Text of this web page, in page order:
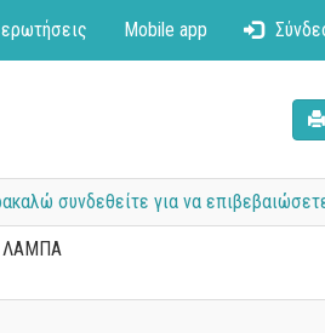
Mobile app
συνδεθείτε για να
ΛΑΜΠΑ